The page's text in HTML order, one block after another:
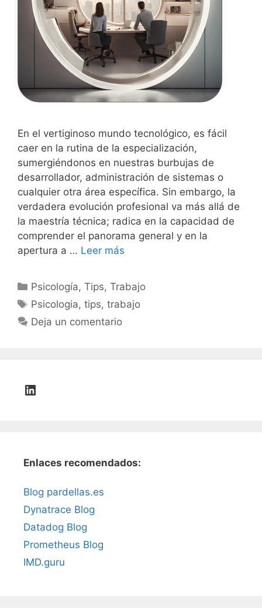
En el vertiginoso mundo tecnológico, es fácil
caer en la rutina de la especialización,
sumergiéndonos en nuestras burbujas de
desarrollador, administración de sistemas o
cualquier otra área específica. Sin embargo, la
verdadera evolución profesional va más allá de
la maestría técnica; radica en la capacidad de
comprender el panorama general y en la
apertura a … Leer más
Categorías
Psicología,Tips,Trabajo
Etiquetas
Psicologia,tips,trabajo
Deja un comentario
LinkedIn
Enlaces recomendados:
Blog pardellas.es
Dynatrace Blog
Datadog Blog
Prometheus Blog
IMD.guru